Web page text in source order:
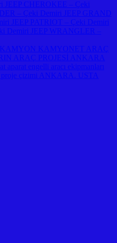
JEEP CHEROKEE – Çeki
– Çeki Demiri JEEP GRAND
JEEP PATRIOT – Çeki Demiri
Demiri JEEP WRANGLER –
KAMYONET ARAÇ
ARAÇ PROJESİ ANKARA
aparat engelli aracı ekipmanları
proje çizimi ANKARA. USTA